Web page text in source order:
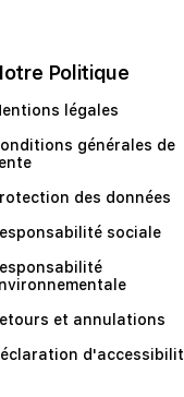
Politique
légales
générales de
des données
sociale
et annulations